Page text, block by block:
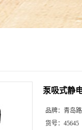
泵吸式静
品牌： 青岛
货号： 45645